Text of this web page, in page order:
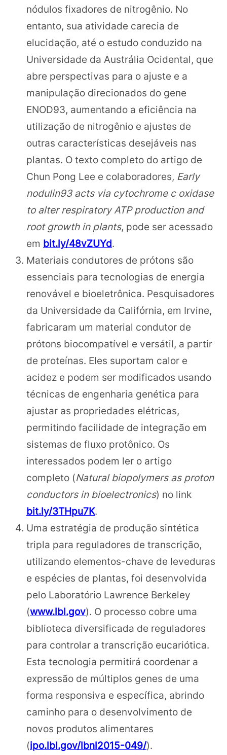
nódulos fixadores de nitrogênio. No
entanto, sua atividade carecia de
elucidação, até o estudo conduzido na
Universidade da Austrália Ocidental, que
abre perspectivas para o ajuste e a
manipulação direcionados do gene
ENOD93, aumentando a eficiência na
utilização de nitrogênio e ajustes de
outras características desejáveis nas
plantas. O texto completo do artigo de
Chun Pong Lee e colaboradores, Early
nodulin93 acts via cytochrome c oxidase
to alter respiratory ATP production and
root growth in plants, pode ser acessado
em bit.ly/48vZUYd.
Materiais condutores de prótons são
essenciais para tecnologias de energia
renovável e bioeletrônica. Pesquisadores
da Universidade da Califórnia, em Irvine,
fabricaram um material condutor de
prótons biocompatível e versátil, a partir
de proteínas. Eles suportam calor e
acidez e podem ser modificados usando
técnicas de engenharia genética para
ajustar as propriedades elétricas,
permitindo facilidade de integração em
sistemas de fluxo protônico. Os
interessados podem ler o artigo
completo (Natural biopolymers as proton
conductors in bioelectronics) no link
bit.ly/3THpu7K.
Uma estratégia de produção sintética
tripla para reguladores de transcrição,
utilizando elementos-chave de leveduras
e espécies de plantas, foi desenvolvida
pelo Laboratório Lawrence Berkeley
(www.lbl.gov). O processo cobre uma
biblioteca diversificada de reguladores
para controlar a transcrição eucariótica.
Esta tecnologia permitirá coordenar a
expressão de múltiplos genes de uma
forma responsiva e específica, abrindo
caminho para o desenvolvimento de
novos produtos alimentares
(ipo.lbl.gov/lbnl2015-049/).